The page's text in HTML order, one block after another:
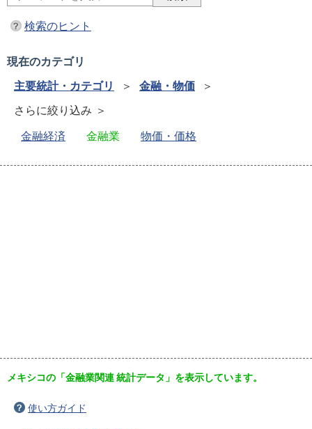
検索のヒント
現在のカテゴリ
主要統計・カテゴリ
＞ 金融・物価 ＞
さらに絞り込み ＞
金融経済
金融業 物価・価格
メキシコの「金融業関連 統計データ」を表示しています。
使い方ガイド